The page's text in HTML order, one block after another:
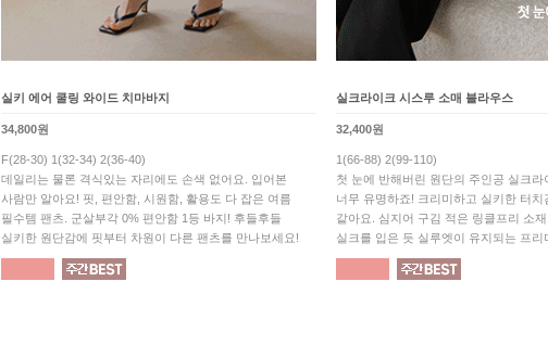
실키 에어 쿨링 와이드 치마바지
34,800원
F(28-30) 1(32-34) 2(36-40)
데일리는 물론 격식있는 자리에도 손색 없어요. 입어본
사람만 알아요! 핏, 편안함, 시원함, 활용도 다 잡은 여름
필수템 팬츠. 군살부각 0% 편안함 1등 바지! 후들후들
실키한 원단감에 핏부터 차원이 다른 팬츠를 만나보세요!
실크라이크 시스루 소매 블라우스
32,400원
1(66-88) 2(99-110)
첫 눈에 반해버린 원단의 주인공 실크라
너무 유명하죠! 크리미하고 실키한 터치
같아요. 심지어 구김 적은 링클프리 소
실크를 입은 듯 실루엣이 유지되는 프리